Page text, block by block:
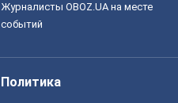
Журналисты OBOZ.UA на месте
событий
Политика